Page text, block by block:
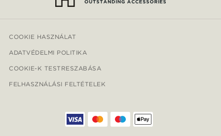
COOKIE HASZNÁLAT
ADATVÉDELMI POLITIKA
COOKIE-K TESTRESZABÁSA
FELHASZNÁLÁSI FELTÉTELEK